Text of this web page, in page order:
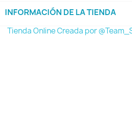
INFORMACIÓN DE LA TIENDA
Tienda Online Creada por